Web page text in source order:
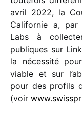
avril 2022, la
Californie a, par
Labs à
publiques sur
la néces­sité
viable et sur
pour des profils
(voir